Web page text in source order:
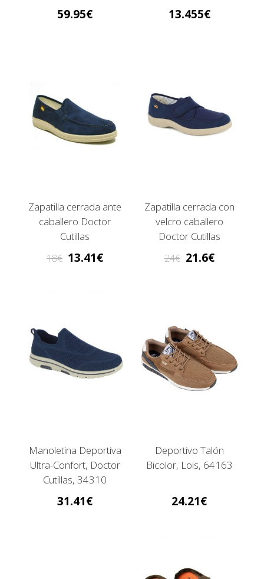
59.95 13.455
Zapatilla cerrada ante
caballero Doctor
Cutillas
18 13.41
Zapatilla cerrada con
velcro caballero
Doctor Cutillas
24 21.6
Manoletina Deportiva
Ultra-Confort, Doctor
Cutillas, 34310
31.41
Deportivo Talón
Bicolor, Lois, 64163
24.21